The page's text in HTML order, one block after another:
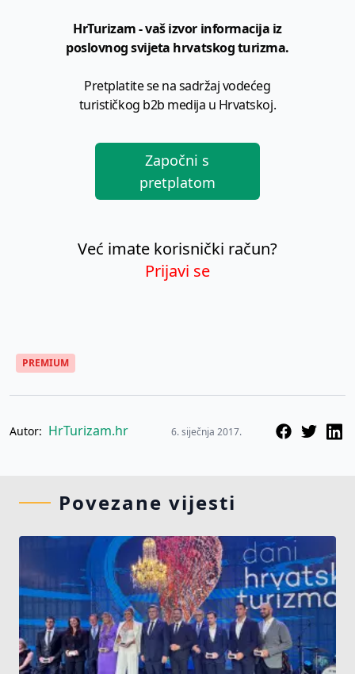
HrTurizam - vaš izvor informacija iz
poslovnog svijeta hrvatskog turizma.
Pretplatite se na sadržaj vodećeg
turističkog b2b medija u Hrvatskoj.
Započni s
pretplatom
Već imate korisnički račun?
Prijavi se
PREMIUM
Autor: HrTurizam.hr 6. siječnja 2017.
Povezane vijesti